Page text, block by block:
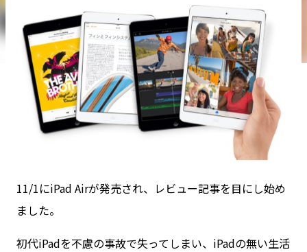
11/1にiPad Airが発売され、レビュー記事を目にし始め
ました。
初代iPadを不慮の事故で失ってしまい、iPadの無い生活